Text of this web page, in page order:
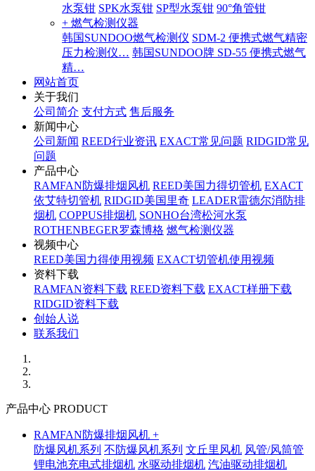
水泵钳 SPK水泵钳 SP型水泵钳 90°角管钳
+ 燃气检测仪器
韩国SUNDOO燃气检测仪 SDM-2 便携式燃气精密
压力检测仪… 韩国SUNDOO牌 SD-55 便携式燃气
精…
网站首页
关于我们
公司简介 支付方式 售后服务
新闻中心
公司新闻 REED行业资讯 EXACT常见问题 RIDGID常见
问题
产品中心
RAMFAN防爆排烟风机 REED美国力得切管机 EXACT
依艾特切管机 RIDGID美国里奇 LEADER雷德尔消防排
烟机 COPPUS排烟机 SONHO台湾松河水泵
ROTHENBEGER罗森博格 燃气检测仪器
视频中心
REED美国力得使用视频 EXACT切管机使用视频
资料下载
RAMFAN资料下载 REED资料下载 EXACT样册下载
RIDGID资料下载
创始人说
联系我们
产品中心 PRODUCT
RAMFAN防爆排烟风机 +
防爆风机系列 不防爆风机系列 文丘里风机 风管/风筒管
锂电池充电式排烟机 水驱动排烟机 汽油驱动排烟机